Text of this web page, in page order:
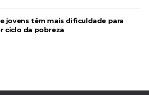
jovens têm mais dificuldade para
ciclo da pobreza